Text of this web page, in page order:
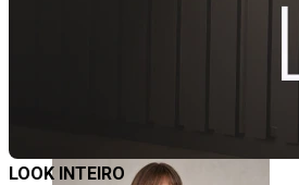
LOOK INTEIRO